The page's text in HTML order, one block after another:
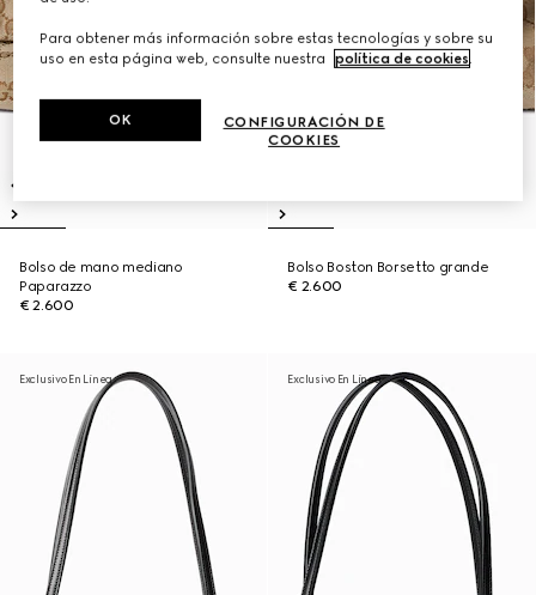
Bolso de mano mediano
Paparazzo
€ 2.600
Bolso Boston Borsetto grande
€ 2.600
Exclusivo En Línea Exclusivo En Línea
Para obtener más información sobre estas tecnologías y sobre su
uso en esta página web, consulte nuestra
política de cookies
CONFIGURACIÓN DE
COOKIES
OK